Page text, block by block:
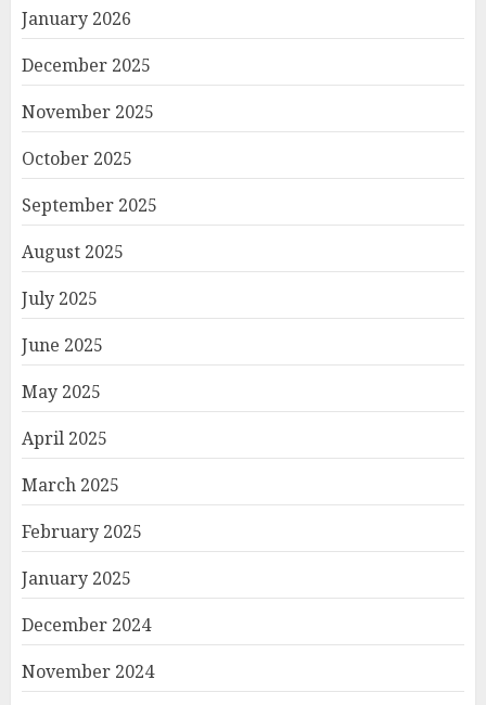
January 2026
December 2025
November 2025
October 2025
September 2025
August 2025
July 2025
June 2025
May 2025
April 2025
March 2025
February 2025
January 2025
December 2024
November 2024